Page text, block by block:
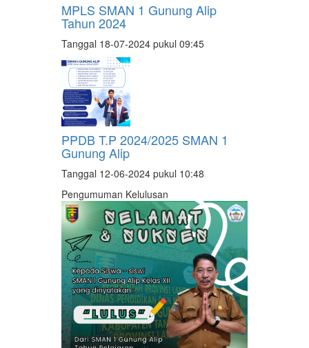
MPLS SMAN 1 Gunung Alip
Tahun 2024
Tanggal 18-07-2024 pukul 09:45
PPDB T.P 2024/2025 SMAN 1
Gunung Alip
Tanggal 12-06-2024 pukul 10:48
Pengumuman Kelulusan